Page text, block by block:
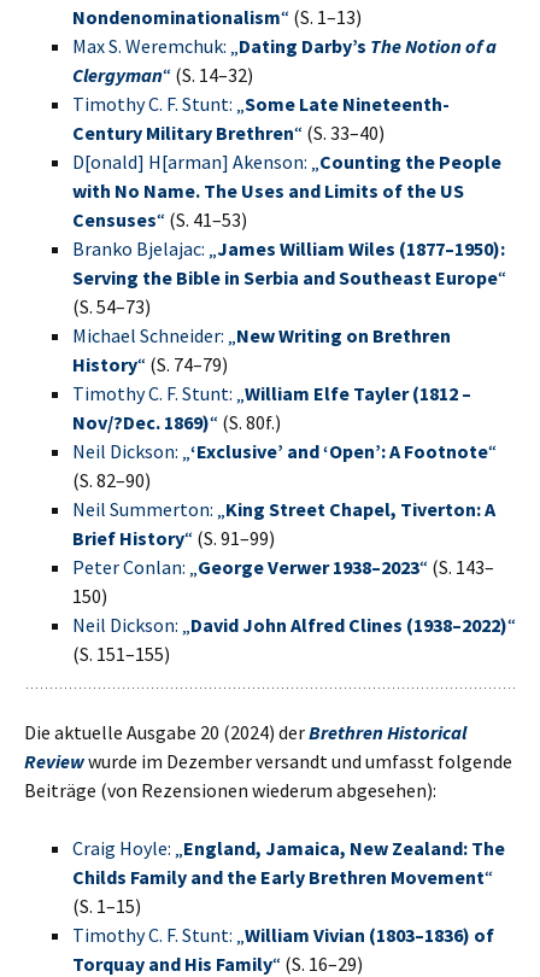
Nondenominationalism“ (S. 1–13)
Max S. Weremchuk: „Dating Darby’s The Notion of a
Clergyman“ (S. 14–32)
Timothy C. F. Stunt: „Some Late Nineteenth-
Century Military Brethren“ (S. 33–40)
D[onald] H[arman] Akenson: „Counting the People
with No Name. The Uses and Limits of the US
Censuses“ (S. 41–53)
Branko Bjelajac: „James William Wiles (1877–1950):
Serving the Bible in Serbia and Southeast Europe“
(S. 54–73)
Michael Schneider: „New Writing on Brethren
History“ (S. 74–79)
Timothy C. F. Stunt: „William Elfe Tayler (1812 –
Nov/?Dec. 1869)“ (S. 80f.)
Neil Dickson: „‘Exclusive’ and ‘Open’: A Footnote“
(S. 82–90)
Neil Summerton: „King Street Chapel, Tiverton: A
Brief History“ (S. 91–99)
Peter Conlan: „George Verwer 1938–2023“ (S. 143–
150)
Neil Dickson: „David John Alfred Clines (1938–2022)“
(S. 151–155)
Die aktuelle Ausgabe 20 (2024) derBrethren Historical
Reviewwurde im Dezember versandt und umfasst folgende
Beiträge (von Rezensionen wiederum abgesehen):
Craig Hoyle: „England, Jamaica, New Zealand: The
Childs Family and the Early Brethren Movement“
(S. 1–15)
Timothy C. F. Stunt: „William Vivian (1803–1836) of
Torquay and His Family“ (S. 16–29)